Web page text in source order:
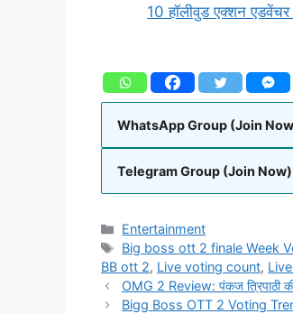
10 हॉलीवुड एक्शन
WhatsApp Group (Join
Telegram Group (Join Now)
Entertainment
Big boss ott 2 finale Week
BB ott 2, Live voting count,
OMG 2 Review: पंकज त्रिपाठी
Bigg Boss OTT 2 Voting